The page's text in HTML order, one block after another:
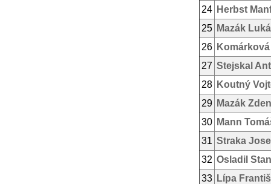
24 Herbst
25 Mazák
26
27 Stejskal
28 Koutný
29 Mazák
30 Mann
31 Straka
32 Osladil
33 Lípa